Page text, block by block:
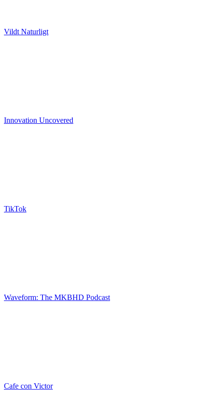
Vildt Naturligt
Innovation Uncovered
TikTok
Waveform: The MKBHD Podcast
Cafe con Victor